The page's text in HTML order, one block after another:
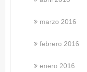
marzo 2016
febrero 2016
enero 2016